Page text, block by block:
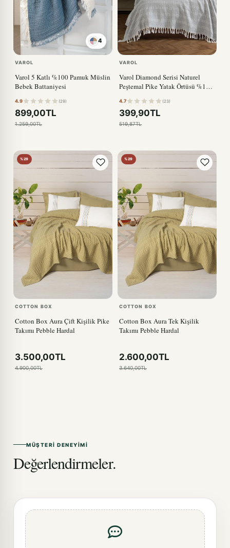
4
VAROL
Varol 5 Katlı %100 Pamuk Müslin
Bebek Battaniyesi
4.9 (29)
899,00TL
1.259,00TL
VAROL
Varol Diamond Serisi Naturel
Peştemal Pike Yatak Örtüsü %100
4.7 (23)
399,90TL
519,87TL
%29
COTTON BOX
Cotton Box Aura Çift Kişilik Pike
Takımı Pebble Hardal
3.500,00TL
4.900,00TL
%29
COTTON BOX
Cotton Box Aura Tek Kişilik
Takımı Pebble Hardal
2.600,00TL
3.640,00TL
MÜŞTERI DENEYIMI
Değerlendirmeler.